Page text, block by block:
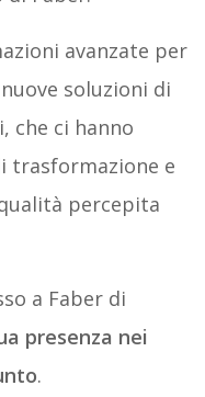
avanzate per
soluzioni di
che ci hanno
trasformazione e
percepita
a Faber di
presenza nei
.